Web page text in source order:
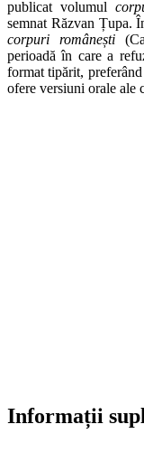
publicat volumul
semnat Răzvan Țupa.
corpuri românești
perioadă în care a
format tipărit,
ofere versiuni orale ale
Informații